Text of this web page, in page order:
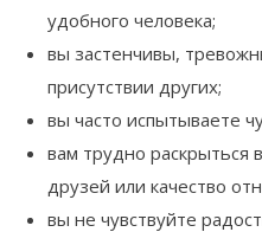
удобного человека;
вы застенчивы,
присутствии других;
вы часто испытываете
вам трудно раскрыться
друзей или качество
вы не чувствуйте